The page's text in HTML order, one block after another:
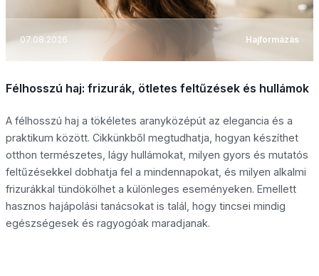
07.08.2026 Hajformázás
Félhosszú haj: frizurák, ötletes feltűzések és hullámok
A félhosszú haj a tökéletes aranyközépút az elegancia és a
praktikum között. Cikkünkből megtudhatja, hogyan készíthet
otthon természetes, lágy hullámokat, milyen gyors és mutatós
feltűzésekkel dobhatja fel a mindennapokat, és milyen alkalmi
frizurákkal tündökölhet a különleges eseményeken. Emellett
hasznos hajápolási tanácsokat is talál, hogy tincsei mindig
egészségesek és ragyogóak maradjanak.